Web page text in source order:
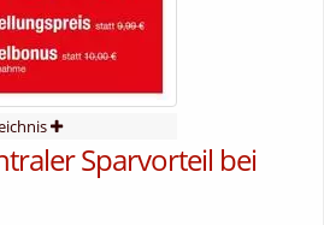
Sparvorteil bei